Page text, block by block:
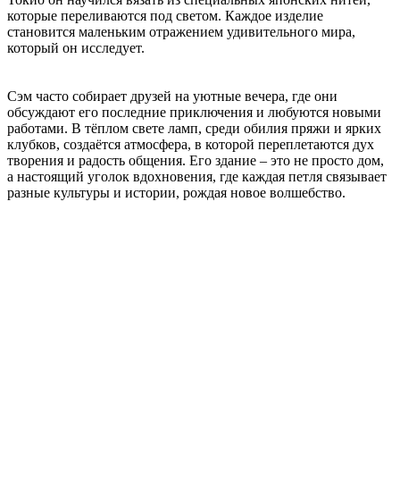
которые переливаются под светом. Каждое изделие
становится маленьким отражением удивительного мира,
который он исследует.
Сэм часто собирает друзей на уютные вечера, где они
обсуждают его последние приключения и любуются новыми
работами. В тёплом свете ламп, среди обилия пряжи и ярких
клубков, создаётся атмосфера, в которой переплетаются дух
творения и радость общения. Его здание – это не просто дом,
а настоящий уголок вдохновения, где каждая петля связывает
разные культуры и истории, рождая новое волшебство.